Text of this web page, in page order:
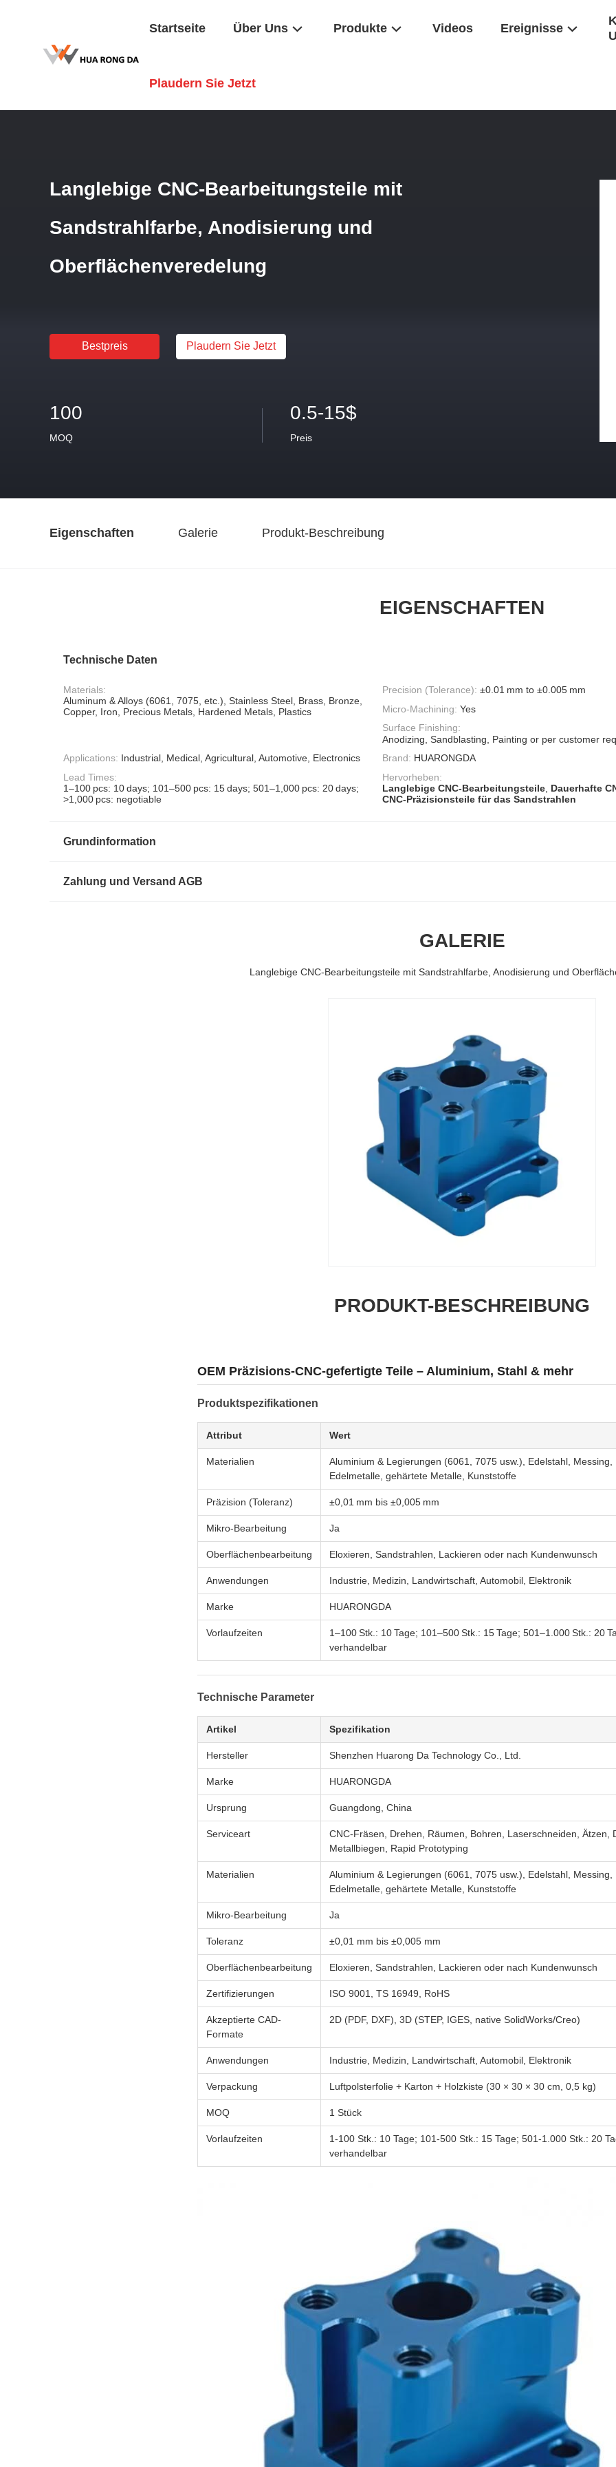
Startseite Über Uns Produkte Videos Ereignisse
Plaudern Sie Jetzt
Langlebige CNC-Bearbeitungsteile mit
Sandstrahlfarbe, Anodisierung und
Oberflächenveredelung
Bestpreis Plaudern Sie Jetzt
100
MOQ
0.5-15$
Preis
Eigenschaften Galerie Produkt-Beschreibung
EIGENSCHAFTEN
Technische Daten
Materials:
Aluminum & Alloys (6061, 7075, etc.), Stainless Steel, Brass, Bronze,
Copper, Iron, Precious Metals, Hardened Metals, Plastics
Precision (Tolerance): ±0.01 mm to ±0.005 mm
Micro‑Machining: Yes
Surface Finishing:
Anodizing, Sandblasting, Painting or per customer
Applications: Industrial, Medical, Agricultural, Automotive, Electronics Brand: HUARONGDA
Lead Times:
1–100 pcs: 10 days; 101–500 pcs: 15 days; 501–1,000 pcs: 20 days;
>1,000 pcs: negotiable
Hervorheben:
Langlebige CNC-Bearbeitungsteile Dauerhafte
CNC-Präzisionsteile für das Sandstrahlen
Grundinformation
Zahlung und Versand AGB
GALERIE
Langlebige CNC-Bearbeitungsteile mit Sandstrahlfarbe, Anodisierung und
PRODUKT-BESCHREIBUNG
OEM Präzisions-CNC-gefertigte Teile – Aluminium, Stahl & mehr
Produktspezifikationen
Attribut Wert
Materialien
Aluminium & Legierungen (6061, 7075 usw.), Edelstahl, Messing,
Edelmetalle, gehärtete Metalle, Kunststoffe
Präzision (Toleranz) ±0,01 mm bis ±0,005 mm
Mikro‑Bearbeitung Ja
Oberflächenbearbeitung Eloxieren, Sandstrahlen, Lackieren oder nach Kundenwunsch
Anwendungen Industrie, Medizin, Landwirtschaft, Automobil, Elektronik
Marke HUARONGDA
Vorlaufzeiten
1–100 Stk.: 10 Tage; 101–500 Stk.: 15 Tage; 501–1.000 Stk.: 20
verhandelbar
Technische Parameter
Artikel Spezifikation
Hersteller Shenzhen Huarong Da Technology Co., Ltd.
Marke HUARONGDA
Ursprung Guangdong, China
Serviceart
CNC-Fräsen, Drehen, Räumen, Bohren, Laserschneiden, Ätzen,
Metallbiegen, Rapid Prototyping
Materialien
Aluminium & Legierungen (6061, 7075 usw.), Edelstahl, Messing,
Edelmetalle, gehärtete Metalle, Kunststoffe
Mikro‑Bearbeitung Ja
Toleranz ±0,01 mm bis ±0,005 mm
Oberflächenbearbeitung Eloxieren, Sandstrahlen, Lackieren oder nach Kundenwunsch
Zertifizierungen ISO 9001, TS 16949, RoHS
Akzeptierte CAD-
Formate
2D (PDF, DXF), 3D (STEP, IGES, native SolidWorks/Creo)
Anwendungen Industrie, Medizin, Landwirtschaft, Automobil, Elektronik
Verpackung Luftpolsterfolie + Karton + Holzkiste (30 × 30 × 30 cm, 0,5 kg)
MOQ 1 Stück
Vorlaufzeiten
1-100 Stk.: 10 Tage; 101-500 Stk.: 15 Tage; 501-1.000 Stk.: 20
verhandelbar